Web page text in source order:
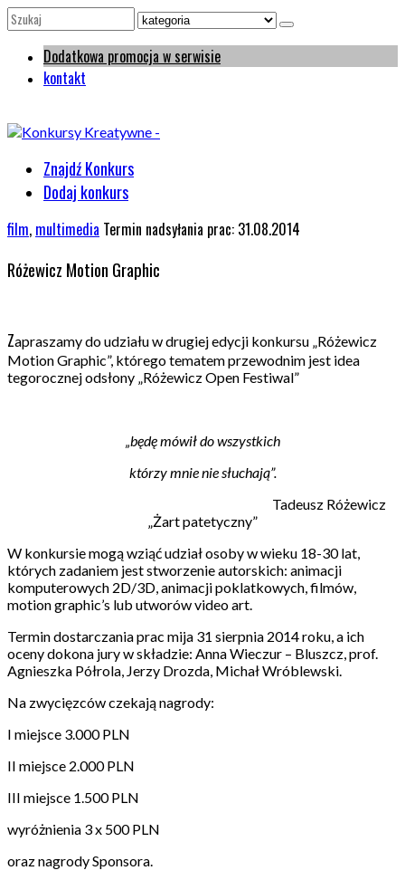
Dodatkowa promocja w serwisie
kontakt
Znajdź Konkurs
Dodaj konkurs
film, multimedia Termin nadsyłania prac: 31.08.2014
Różewicz Motion Graphic
Zapraszamy do udziału w drugiej edycji konkursu „Różewicz
Motion Graphic”, którego tematem przewodnim jest idea
tegorocznej odsłony „Różewicz Open Festiwal”
„będę mówił do wszystkich
którzy mnie nie słuchają”.
Tadeusz Różewicz
„Żart patetyczny”
W konkursie mogą wziąć udział osoby w wieku 18-30 lat,
których zadaniem jest stworzenie autorskich: animacji
komputerowych 2D/3D, animacji poklatkowych, filmów,
motion graphic’s lub utworów video art.
Termin dostarczania prac mija 31 sierpnia 2014 roku, a ich
oceny dokona jury w składzie: Anna Wieczur – Bluszcz, prof.
Agnieszka Półrola, Jerzy Drozda, Michał Wróblewski.
Na zwycięzców czekają nagrody:
I miejsce 3.000 PLN
II miejsce 2.000 PLN
III miejsce 1.500 PLN
wyróżnienia 3 x 500 PLN
oraz nagrody Sponsora.